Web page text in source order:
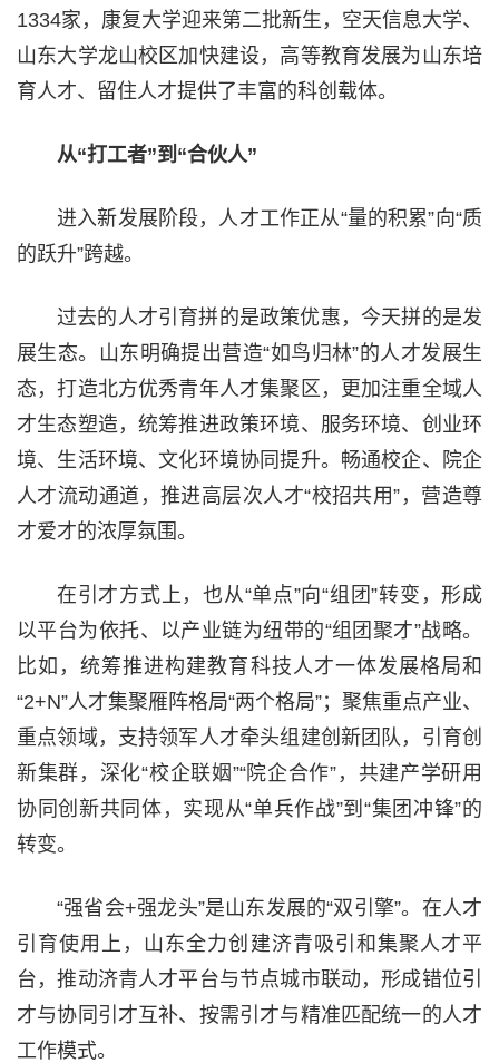
1334家，康复大学迎来第二批新生，空天信息大学、
山东大学龙山校区加快建设，高等教育发展为山东培
育人才、留住人才提供了丰富的科创载体。
从“打工者”到“合伙人”
进入新发展阶段，人才工作正从“量的积累”向“质
的跃升”跨越。
过去的人才引育拼的是政策优惠，今天拼的是发
展生态。山东明确提出营造“如鸟归林”的人才发展生
态，打造北方优秀青年人才集聚区，更加注重全域人
才生态塑造，统筹推进政策环境、服务环境、创业环
境、生活环境、文化环境协同提升。畅通校企、院企
人才流动通道，推进高层次人才“校招共用”，营造尊
才爱才的浓厚氛围。
在引才方式上，也从“单点”向“组团”转变，形成
以平台为依托、以产业链为纽带的“组团聚才”战略。
比如，统筹推进构建教育科技人才一体发展格局和
“2+N”人才集聚雁阵格局“两个格局”；聚焦重点产业、
重点领域，支持领军人才牵头组建创新团队，引育创
新集群，深化“校企联姻”“院企合作”，共建产学研用
协同创新共同体，实现从“单兵作战”到“集团冲锋”的
转变。
“强省会+强龙头”是山东发展的“双引擎”。在人才
引育使用上，山东全力创建济青吸引和集聚人才平
台，推动济青人才平台与节点城市联动，形成错位引
才与协同引才互补、按需引才与精准匹配统一的人才
工作模式。